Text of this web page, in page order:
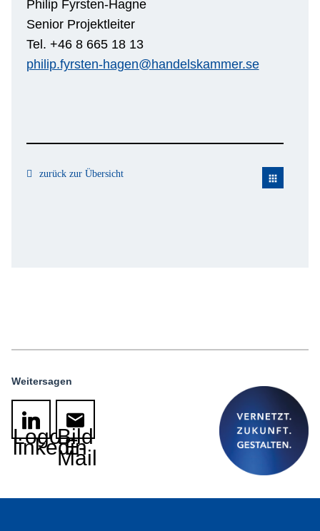
Philip Fyrsten-Hagne
Senior Projektleiter
Tel. +46 8 665 18 13
philip.fyrsten-hagen@handelskammer.se
zurück zur Übersicht apps
Weitersagen
Logo
linkedin
Bild
E-
Mail